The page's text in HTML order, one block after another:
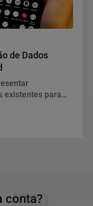
de Dados
existentes para
a ANPD, em
conta?